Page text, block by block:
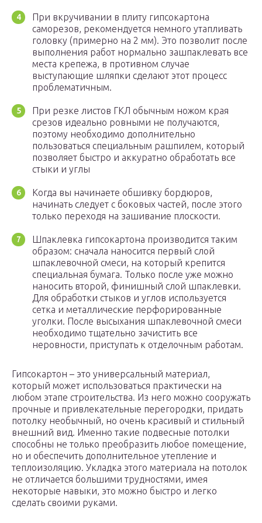
При вкручивании в плиту гипсокартона
саморезов, рекомендуется немного утапливать
головку (примерно на 2 мм). Это позволит после
выполнения работ нормально зашпаклевать все
места крепежа, в противном случае
выступающие шляпки сделают этот процесс
проблематичным.
При резке листов ГКЛ обычным ножом края
срезов идеально ровными не получаются,
поэтому необходимо дополнительно
пользоваться специальным рашпилем, который
позволяет быстро и аккуратно обработать все
стыки и углы
Когда вы начинаете обшивку бордюров,
начинать следует с боковых частей, после этого
только переходя на зашивание плоскости.
Шпаклевка гипсокартона производится таким
образом: сначала наносится первый слой
шпаклевочной смеси, на который крепится
специальная бумага. Только после уже можно
наносить второй, финишный слой шпаклевки.
Для обработки стыков и углов используется
сетка и металлические перфорированные
уголки. После высыхания шпаклевочной смеси
необходимо тщательно зачистить все
неровности, приступать к отделочным работам.
Гипсокартон – это универсальный материал,
который может использоваться практически на
любом этапе строительства. Из него можно сооружать
прочные и привлекательные перегородки, придать
потолку необычный, но очень красивый и стильный
внешний вид. Именно такие подвесные потолки
способны не только преобразить любое помещение,
но и обеспечить дополнительное утепление и
теплоизоляцию. Укладка этого материала на потолок
не отличается большими трудностями, имея
некоторые навыки, это можно быстро и легко
сделать своими руками.